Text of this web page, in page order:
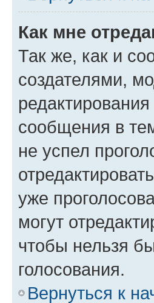
Как мне
Так же, как и
создателями,
сообщения в
не успел
уже
могут
чтобы нельзя
голосования.
Вернуться к